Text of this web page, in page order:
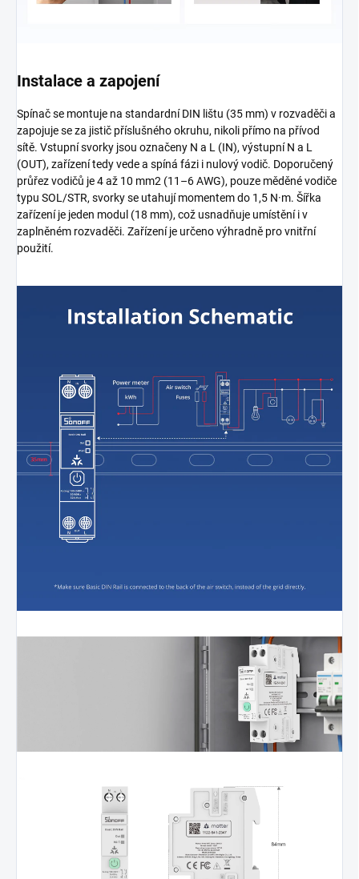
Instalace a zapojení
Spínač se montuje na standardní DIN lištu (35 mm) v rozvaděči a
zapojuje se za jistič příslušného okruhu, nikoli přímo na přívod
sítě. Vstupní svorky jsou označeny N a L (IN), výstupní N a L
(OUT), zařízení tedy vede a spíná fázi i nulový vodič. Doporučený
průřez vodičů je 4 až 10 mm2 (11–6 AWG), pouze měděné vodiče
typu SOL/STR, svorky se utahují momentem do 1,5 N·m. Šířka
zařízení je jeden modul (18 mm), což usnadňuje umístění i v
zaplněném rozvaděči. Zařízení je určeno výhradně pro vnitřní
použití.